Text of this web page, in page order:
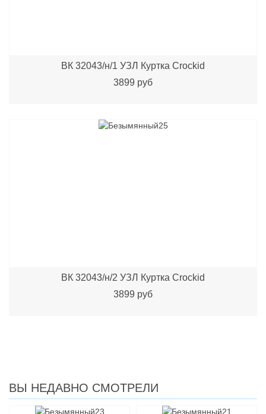
ВК 32043/н/1 УЗЛ Куртка Crockid
3899 руб
ВК 32043/н/2 УЗЛ Куртка Crockid
3899 руб
ВЫ НЕДАВНО СМОТРЕЛИ